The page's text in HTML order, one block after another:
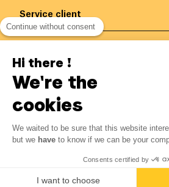
6.00€ 5.10 € -15% ?
Economisez 0.90 € avec
Ajouter au
Service client
Belgique/FR
Tous droits réservés
Continue without consent
Hi there !
We're the
cookies
We waited to be sure that this website
but we have to know if we can be your
Consents certified by
I want to choose